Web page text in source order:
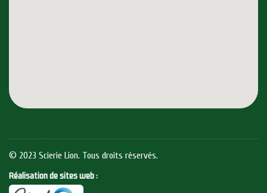
© 2023 Scierie Lion. Tous droits réservés.
Réalisation de sites web :